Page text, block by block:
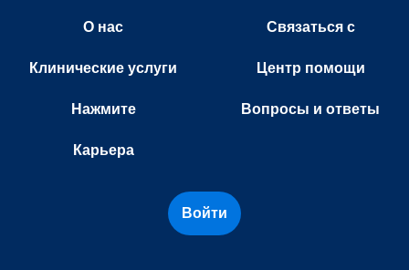
О нас
Клинические услуги
Нажмите
Карьера
Связаться с
Центр помощи
Вопросы и ответы
Войти